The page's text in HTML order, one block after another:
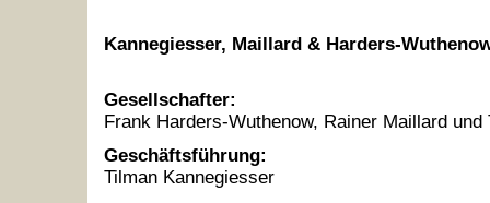
Kannegiesser, Maillard & Harders-
Gesellschafter:
Frank Harders-Wuthenow, Rainer Maillard und
Geschäftsführung:
Tilman Kannegiesser